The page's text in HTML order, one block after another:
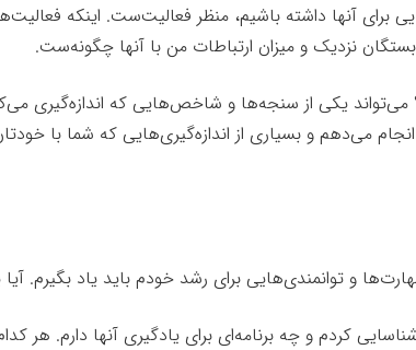
آنها داشته باشیم، منظر فعالیت‌ست. اینکه
بستگان نزدیک و میزان ارتباطات من با آنها چگونه‌ست.
یکی از سنجه‌ها و شاخص‌هایی که اندازه‌گیری
می‌دهم و بسیاری از اندازه‌گیری‌هایی که شما با
و توانمندی‌هایی برای رشد خودم باید یاد بگیرم.
کردم و چه برنامه‌ای برای یادگیری آنها دارم. هر